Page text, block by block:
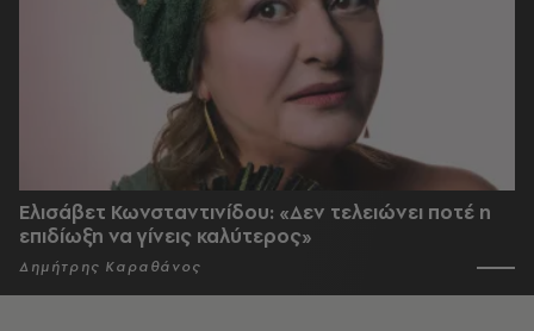
Ελισάβετ Κωνσταντινίδου: «Δεν τελειώνει ποτέ η
επιδίωξη να γίνεις καλύτερος»
Δημήτρης Καραθάνος